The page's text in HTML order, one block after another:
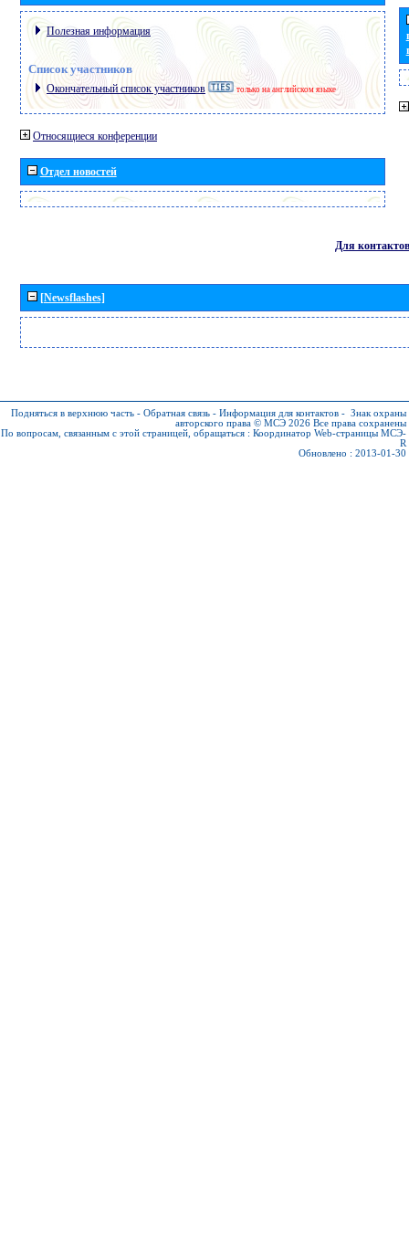
Полезная информация
Список участников
Окончательный список участников только на английском языке
Относящиеся конференции
Отдел новостей
Для контактов
[Newsflashes]
Подняться в верхнюю часть - Обратная связь - Информация для контактов - Знак охраны
авторского права © МСЭ 2026 Все права сохранены
По вопросам, связанным с этой страницей, обращаться : Координатор Web-страницы МСЭ-
R
Обновлено : 2013-01-30